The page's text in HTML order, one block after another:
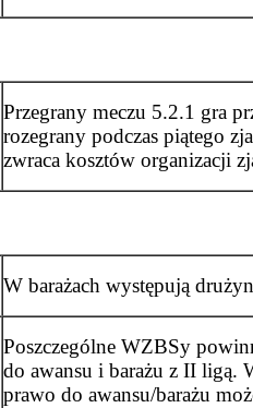
Przegrany meczu 5.2.1 gra
rozegrany podczas piątego
zwraca kosztów organizacji
W barażach występują
Poszczególne WZBSy
do awansu i barażu z II ligą.
prawo do awansu/barażu